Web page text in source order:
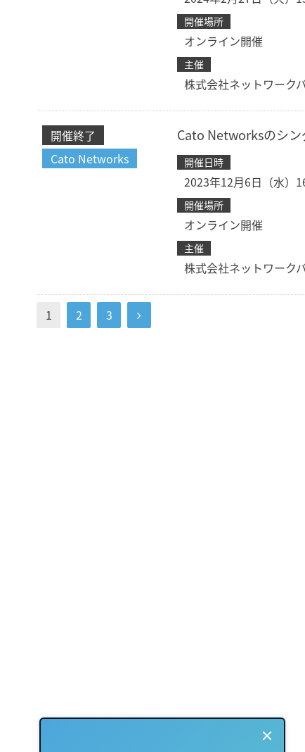
開催場所
オンライン開催
主催
株式会社ネットワーク
開催終了
Cato Networks
Cato Networksのシン
開催日時
2023年12月6日（水）
開催場所
オンライン開催
主催
株式会社ネットワーク
1 2 3